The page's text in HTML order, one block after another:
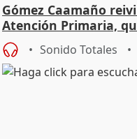
Gómez Caamaño
Atención Primaria,
Sonido Totales